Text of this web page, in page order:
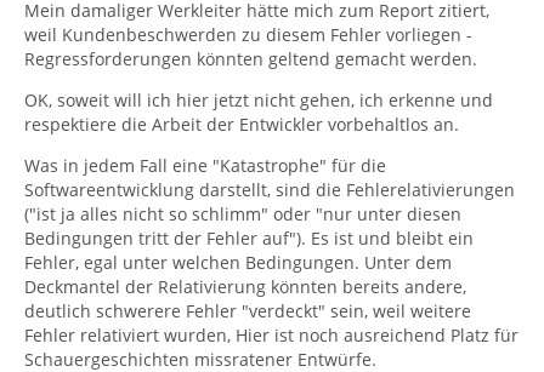
Mein damaliger Werkleiter hätte mich zum Report zitiert,
weil Kundenbeschwerden zu diesem Fehler vorliegen -
Regressforderungen könnten geltend gemacht werden.
OK, soweit will ich hier jetzt nicht gehen, ich erkenne und
respektiere die Arbeit der Entwickler vorbehaltlos an.
Was in jedem Fall eine "Katastrophe" für die
Softwareentwicklung darstellt, sind die Fehlerelativierungen
("ist ja alles nicht so schlimm" oder "nur unter diesen
Bedingungen tritt der Fehler auf"). Es ist und bleibt ein
Fehler, egal unter welchen Bedingungen. Unter dem
Deckmantel der Relativierung könnten bereits andere,
deutlich schwerere Fehler "verdeckt" sein, weil weitere
Fehler relativiert wurden, Hier ist noch ausreichend Platz für
Schauergeschichten missratener Entwürfe.